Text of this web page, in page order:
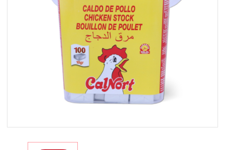
RINKINIAI